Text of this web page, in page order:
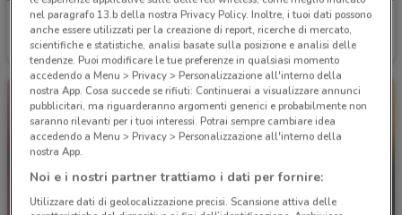
Agenzia VeraStore
Scade il 15/12 1.9 km
Agenzia VeraStore
Scade il 15/12
nel paragrafo 13.b della nostra Privacy Policy. Inoltre, i tuoi dati possono
anche essere utilizzati per la creazione di report, ricerche di mercato,
scientifiche e statistiche, analisi basate sulla posizione e analisi delle
tendenze. Puoi modificare le tue preferenze in qualsiasi momento
accedendo a Menu > Privacy > Personalizzazione all'interno della
nostra App. Cosa succede se rifiuti: Continuerai a visualizzare annunci
pubblicitari, ma riguarderanno argomenti generici e probabilmente non
saranno rilevanti per i tuoi interessi. Potrai sempre cambiare idea
accedendo a Menu > Privacy > Personalizzazione all'interno della
nostra App.
Noi e i nostri partner trattiamo i dati per fornire:
Utilizzare dati di geolocalizzazione precisi. Scansione attiva delle